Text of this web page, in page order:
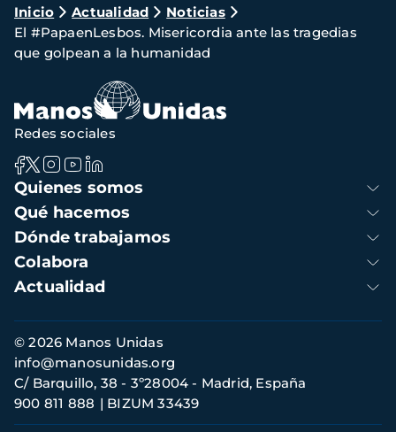
Ruta
de
navegación
Inicio Actualidad
Noticias
El #PapaenLesbos. Misericordia ante las tragedias
que golpean a la humanidad
Navegación
principal
Quienes somos
Qué hacemos
Dónde trabajamos
Colabora
Actualidad
Redes sociales
Información
de
contacto
© 2026 Manos Unidas
C/ Barquillo, 38 - 3º28004 - Madrid, España
900 811 888
BIZUM 33439
info@manosunidas.org